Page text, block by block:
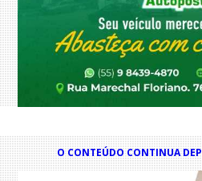
O CONTEÚDO CONTINUA